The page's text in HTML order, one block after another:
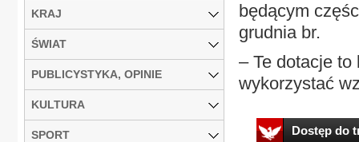
będącym
grudnia br.
– Te dotacje
wykorzystać
Dostęp do
KRAJ
ŚWIAT
PUBLICYSTYKA, OPINIE
KULTURA
SPORT